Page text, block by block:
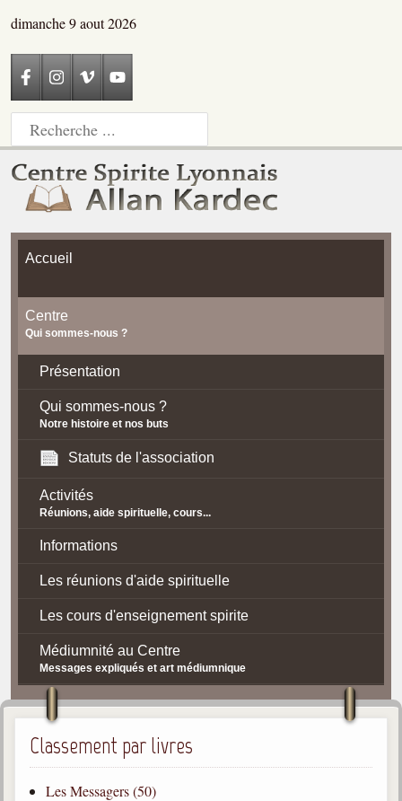
dimanche 9 aout 2026
Accueil
Centre
Qui sommes-nous ?
Présentation
Qui sommes-nous ?
Notre histoire et nos buts
Statuts de l'association
Activités
Réunions, aide spirituelle, cours...
Informations
Les réunions d'aide spirituelle
Les cours d'enseignement spirite
Médiumnité au Centre
Messages expliqués et art médiumnique
Contact / Accès
Plan d'accès
La doctrine Spirite
Classement par livres
Les Messagers (50)